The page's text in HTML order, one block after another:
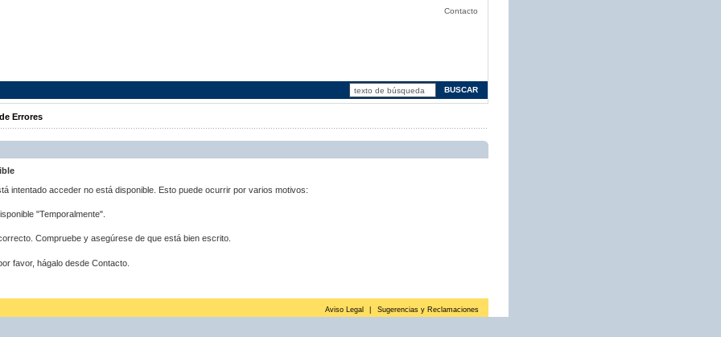
Contacto
Errores
intentado acceder no está disponible. Esto puede ocurrir por varios motivos:
"Temporalmente".
Compruebe y asegúrese de que está bien escrito.
favor, hágalo desde Contacto.
Aviso Legal Sugerencias y Reclamaciones